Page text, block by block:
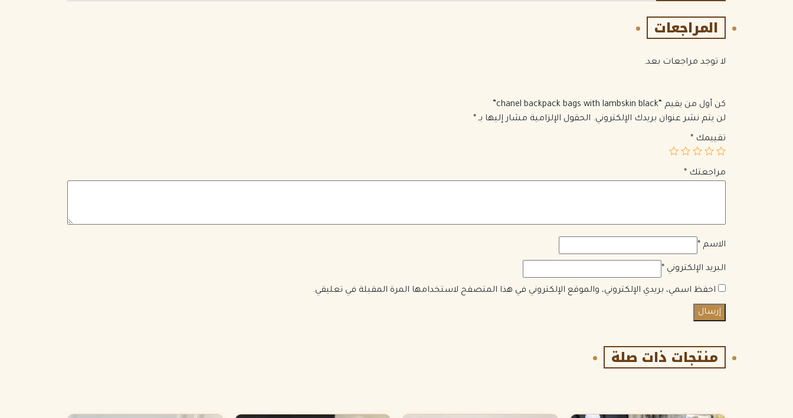
المراجعات
لا توجد مراجعات بعد.
كن أول من يقيم “chanel backpack bags with lambskin black”
لن يتم نشر عنوان بريدك الإلكتروني. الحقول الإلزامية مشار إليها بـ *
تقييمك *
مراجعتك *
الاسم *
البريد الإلكتروني *
احفظ اسمي، بريدي الإلكتروني، والموقع الإلكتروني في هذا المتصفح لاستخدامها المرة المقبلة في تعليقي.
منتجات ذات صلة